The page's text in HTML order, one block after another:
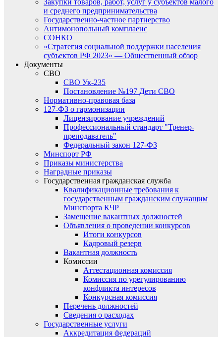
Закупки товаров, работ, услуг у субъектов малого
и среднего предпринимательства
Государственно-частное партнерство
Антимонопольный комплаенс
СОНКО
«Стратегия социальной поддержки населения
субъектов РФ 2023» — Общественный обзор
Документы
СВО
СВО Ук-235
Постановление №197 Дети СВО
Нормативно-правовая база
127-ФЗ о гармонизации
Лицензирование учреждений
Профессиональный стандарт "Тренер-
преподаватель"
Федеральный закон 127-ФЗ
Минспорт РФ
Приказы министерства
Наградные приказы
Государственная гражданская служба
Квалификационные требования к
государственным гражданским служащим
Минспорта КЧР
Замещение вакантных должностей
Объявления о проведении конкурсов
Итоги конкурсов
Кадровый резерв
Вакантная должность
Комиссии
Аттестационная комиссия
Комиссия по урегулированию
конфликта интересов
Конкурсная комиссия
Перечень должностей
Сведения о расходах
Государственные услуги
Аккредитация федераций